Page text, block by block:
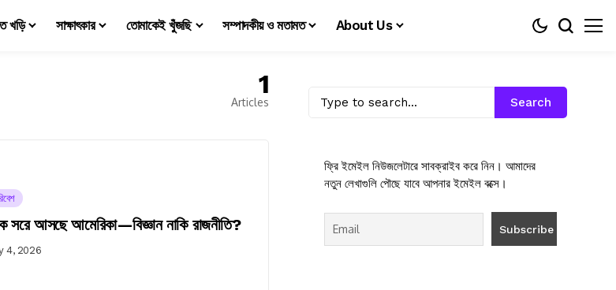
খড়ি সাক্ষাৎকার তোমাকেই খুঁজছি সম্পাদকীয় ও মতামত About Us
1
Articles
আসছে আমেরিকা—বিজ্ঞান নাকি রাজনীতি?
4, 2026
Search
ফ্রি ইমেইল নিউজলেটারে সাবক্রাইব করে নিন। আমাদের
নতুন লেখাগুলি পৌছে যাবে আপনার ইমেইল বক্সে।